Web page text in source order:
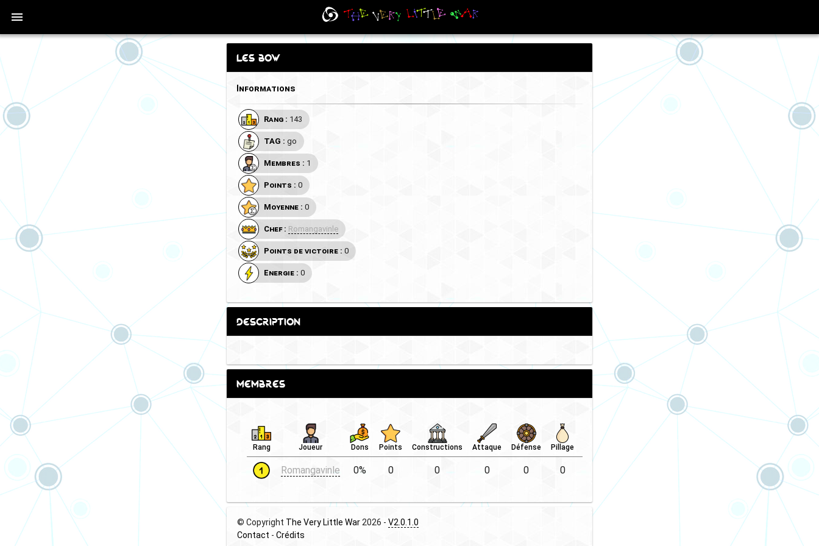
les bow
Informations
Rang : 143
TAG : go
Membres : 1
Points : 0
Moyenne : 0
Chef : Romangavinle
Points de victoire : 0
Energie : 0
Description
Membres
Rang Joueur Dons Points Constructions Attaque Défense Pillage Victoire
Romangavinle 0% 0 0 0 0 0
© Copyright The Very Little War 2026 - V2.0.1.0
Contact - Crédits